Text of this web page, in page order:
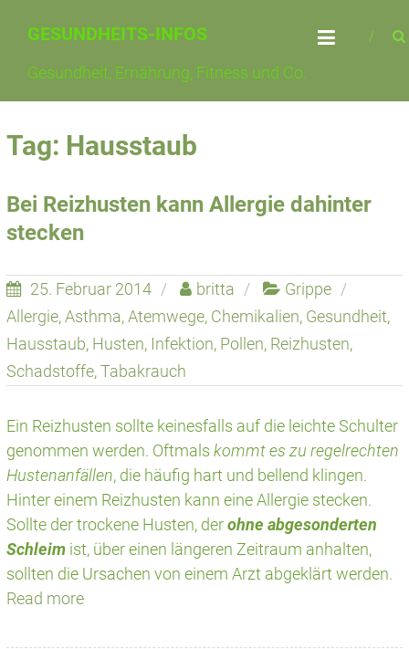
GESUNDHEITS-INFOS
Gesundheit, Ernährung, Fitness und Co.
Tag: Hausstaub
Bei Reizhusten kann Allergie dahinter
stecken
25. Februar 2014 britta
Grippe
Allergie,Asthma,Atemwege, Chemikalien, Gesundheit,
Hausstaub, Husten, Infektion, Pollen, Reizhusten,
Schadstoffe,Tabakrauch
Ein Reizhusten sollte keinesfalls auf die leichte Schulter
genommen werden. Oftmals kommt es zu regelrechten
Hustenanfällen, die häufig hart und bellend klingen.
Hinter einem Reizhusten kann eine Allergie stecken.
Sollte der trockene Husten, derohne abgesonderten
Schleimist, über einen längeren Zeitraum anhalten,
sollten die Ursachen von einem Arzt abgeklärt werden.
Read more